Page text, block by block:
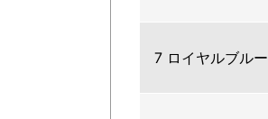
7 ロイヤルブルー